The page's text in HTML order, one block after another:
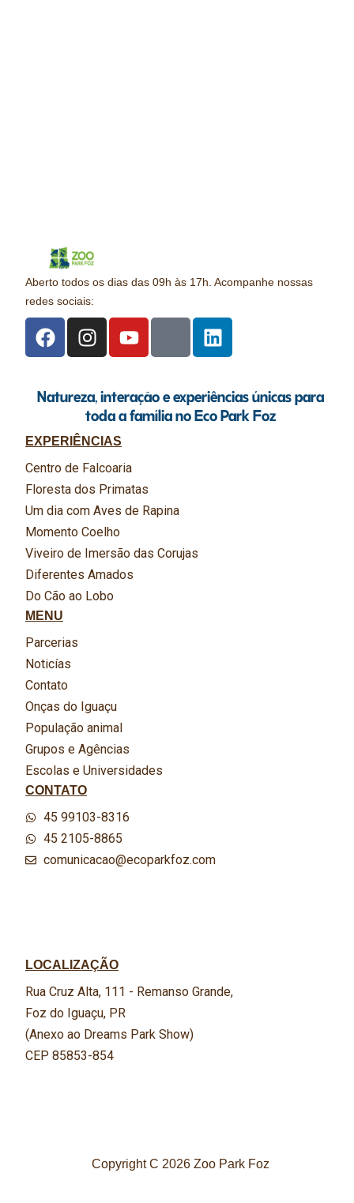
Aberto todos os dias das 09h às 17h. Acompanhe nossas
redes sociais:
Natureza, interação e experiências únicas para
toda a família no Eco Park Foz
EXPERIÊNCIAS
Centro de Falcoaria
Floresta dos Primatas
Um dia com Aves de Rapina
Momento Coelho
Viveiro de Imersão das Corujas
Diferentes Amados
Do Cão ao Lobo
MENU
Parcerias
Noticías
Contato
Onças do Iguaçu
População animal
Grupos e Agências
Escolas e Universidades
CONTATO
45 99103-8316
45 2105-8865
comunicacao@ecoparkfoz.com
LOCALIZAÇÃO
Rua Cruz Alta, 111 - Remanso Grande,
Foz do Iguaçu, PR
(Anexo ao Dreams Park Show)
CEP 85853-854
Copyright C 2026 Zoo Park Foz